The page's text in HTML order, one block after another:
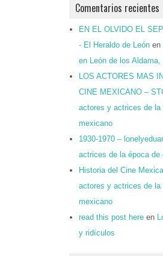
Comentarios recientes
EN EL OLVIDO EL
- El Heraldo de León en
en León de los
LOS ACTORES MAS
CINE MEXICANO –
actores y actrices de la
mexicano
1930-1970 –
actrices de la época
Historia del Cine
actores y actrices de la
mexicano
read this post here en
y ridículos